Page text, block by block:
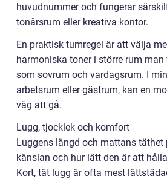
huvudnummer och fungerar
tonårsrum eller kreativa kontor.
En praktisk tumregel är att välja
harmoniska toner i större rum
som sovrum och vardagsrum. I
arbetsrum eller gästrum, kan en
väg att gå.
Lugg, tjocklek och komfort
Luggens längd och mattans täthet
känslan och hur lätt den är att
Kort, tät lugg är ofta mest